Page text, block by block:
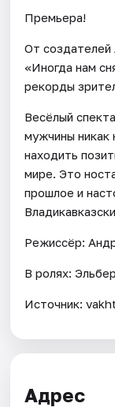
Премьера!
От создателей
«Иногда нам
рекорды
Весёлый
мужчины никак
находить
мире. Это
прошлое и
Режиссёр:
В ролях:
Источник:
Адрес